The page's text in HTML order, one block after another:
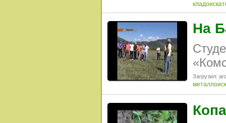
На
Загрузил: